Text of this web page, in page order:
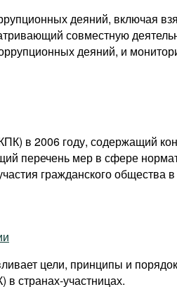
деяний, включая
совместную
деяний, и
в 2006 году, содержащий
перечень мер в сфере
гражданского общества
цели, принципы и
странах-участницах.